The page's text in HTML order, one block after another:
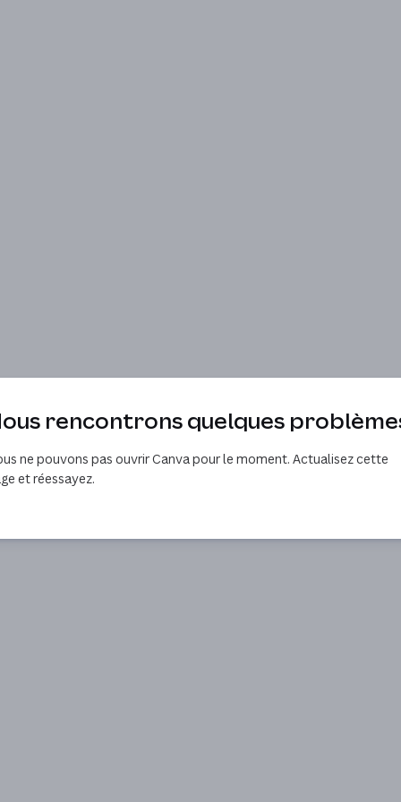
rencontrons quelques
ne pouvons pas ouvrir Canva pour le moment. Actualisez cette
et réessayez.